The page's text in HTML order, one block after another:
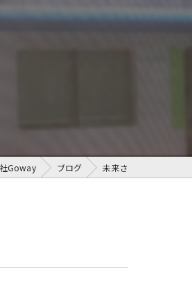
工事
Goway ブログ 未来さ